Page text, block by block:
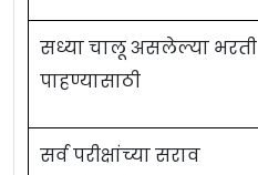
सध्या चालू असलेल्या भरती
पाहण्यासाठी
सर्व परीक्षांच्या सराव